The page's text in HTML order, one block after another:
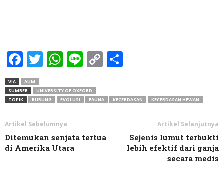
Facebook
TwitterWhatsApp
LineCopy
VIA
AUM
SUMBER
UNIVERSITY OF OXFORD
TOPIK
BURUNG EVOLUSI FAUNA KECERDASAN KECERDASAN HEWAN
Artikel Sebelumnya
Ditemukan senjata tertua
di Amerika Utara
Artikel Selanjutnya
Sejenis lumut terbukti
lebih efektif dari ganja
secara medis